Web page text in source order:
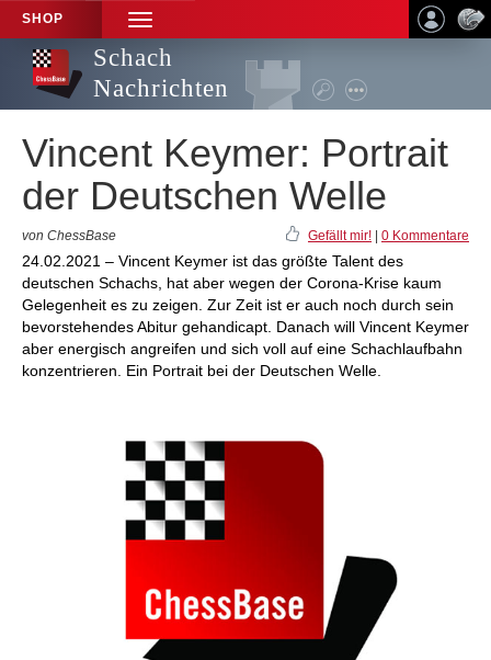
SHOP
TOGGLE
NAVIGATION
Schach
Nachrichten
Vincent Keymer: Portrait
der Deutschen Welle
von ChessBase Gefällt mir! 0 Kommentare
24.02.2021 – Vincent Keymer ist das größte Talent des
deutschen Schachs, hat aber wegen der Corona-Krise kaum
Gelegenheit es zu zeigen. Zur Zeit ist er auch noch durch sein
bevorstehendes Abitur gehandicapt. Danach will Vincent Keymer
aber energisch angreifen und sich voll auf eine Schachlaufbahn
konzentrieren. Ein Portrait bei der Deutschen Welle.